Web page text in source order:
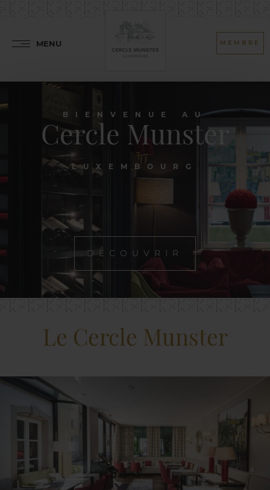
MENU MEMBRE
BIENVENUE AU
Cercle Munster
LUXEMBOURG
DÉCOUVRIR
Le Cercle Munster